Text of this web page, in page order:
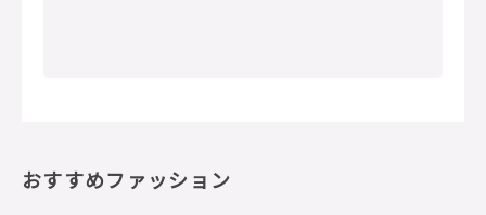
おすすめファッション